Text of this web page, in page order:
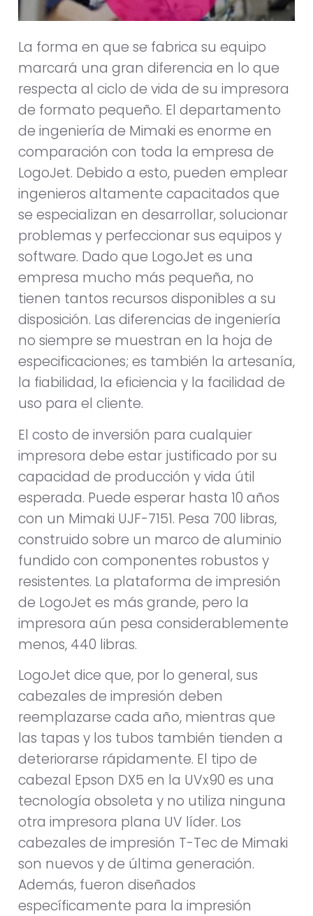
La forma en que se fabrica su equipo
marcará una gran diferencia en lo que
respecta al ciclo de vida de su impresora
de formato pequeño. El departamento
de ingeniería de Mimaki es enorme en
comparación con toda la empresa de
LogoJet. Debido a esto, pueden emplear
ingenieros altamente capacitados que
se especializan en desarrollar, solucionar
problemas y perfeccionar sus equipos y
software. Dado que LogoJet es una
empresa mucho más pequeña, no
tienen tantos recursos disponibles a su
disposición. Las diferencias de ingeniería
no siempre se muestran en la hoja de
especificaciones; es también la artesanía,
la fiabilidad, la eficiencia y la facilidad de
uso para el cliente.
El costo de inversión para cualquier
impresora debe estar justificado por su
capacidad de producción y vida útil
esperada. Puede esperar hasta 10 años
con un Mimaki UJF-7151. Pesa 700 libras,
construido sobre un marco de aluminio
fundido con componentes robustos y
resistentes. La plataforma de impresión
de LogoJet es más grande, pero la
impresora aún pesa considerablemente
menos, 440 libras.
LogoJet dice que, por lo general, sus
cabezales de impresión deben
reemplazarse cada año, mientras que
las tapas y los tubos también tienden a
deteriorarse rápidamente. El tipo de
cabezal Epson DX5 en la UVx90 es una
tecnología obsoleta y no utiliza ninguna
otra impresora plana UV líder. Los
cabezales de impresión T-Tec de Mimaki
son nuevos y de última generación.
Además, fueron diseñados
específicamente para la impresión